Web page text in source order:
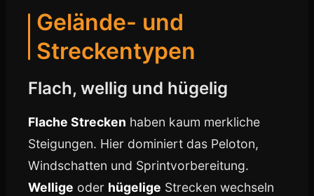
Gelände- und
Streckentypen
Flach, wellig und hügelig
Flache Strecken haben kaum merkliche
Steigungen. Hier dominiert das Peloton,
Windschatten und Sprintvorbereitung.
Wellige oder hügelige Strecken wechseln